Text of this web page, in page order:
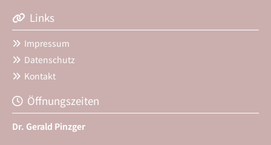
 Links
 Impressum
 Datenschutz
 Kontakt
Öffnungszeiten
Dr. Gerald Pinzger